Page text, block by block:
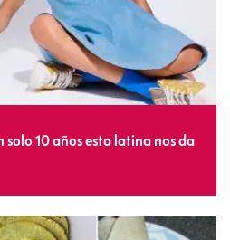
10 años esta latina nos da